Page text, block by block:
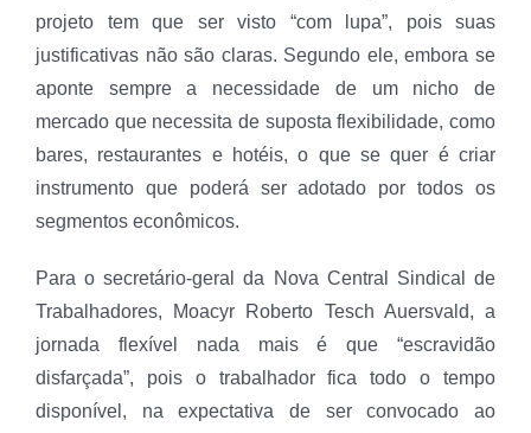
projeto tem que ser visto “com lupa”, pois suas
justificativas não são claras. Segundo ele, embora se
aponte sempre a necessidade de um nicho de
mercado que necessita de suposta flexibilidade, como
bares, restaurantes e hotéis, o que se quer é criar
instrumento que poderá ser adotado por todos os
segmentos econômicos.
Para o secretário-geral da Nova Central Sindical de
Trabalhadores, Moacyr Roberto Tesch Auersvald, a
jornada flexível nada mais é que “escravidão
disfarçada”, pois o trabalhador fica todo o tempo
disponível, na expectativa de ser convocado ao